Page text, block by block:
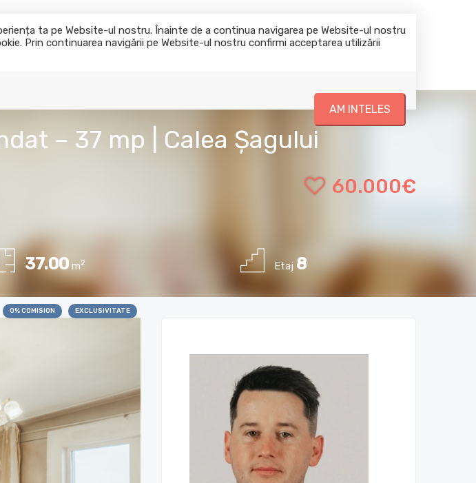
ta pe Website-ul nostru. Înainte de a continua navigarea pe Website-ul nostru
Prin continuarea navigării pe Website-ul nostru confirmi acceptarea utilizării
AM INTELES
0722644045 office@casadomi.ro
– 37 mp | Calea Șagului
60.000€
37.00 m2 Etaj 8
0% COMISION EXCLUSIVITATE